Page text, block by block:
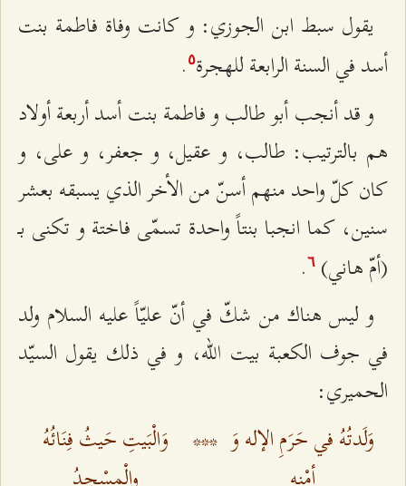
يقول سبط ابن الجوزي: و كانت وفاة فاطمة بنت
أسد في السنة الرابعة للهجرة٥ .
و قد أنجب أبو طالب و فاطمة بنت أسد أربعة أولاد
هم بالترتيب: طالب، و عقيل، و جعفر، و على، و
كان كلّ واحد منهم أسنّ من الأخر الذي يسبقه بعشر
سنين، كما انجبا بنتاً واحدة تسمّى فاختة و تكنى بـ
(أمّ هاني) ٦.
و ليس هناك من شكّ في أنّ عليّاً عليه السلام ولد
في جوف الكعبة بيت الله، و في ذلك يقول السيّد
الحميري:
وَلَدتُهُ في حَرَمِ الإله وَ
أمْنِهِ
***
وَالْبَيتِ حَيثُ فِنَائُهُ
والْمسْجِدُ